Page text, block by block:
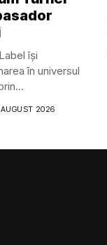
își
în universul
2026